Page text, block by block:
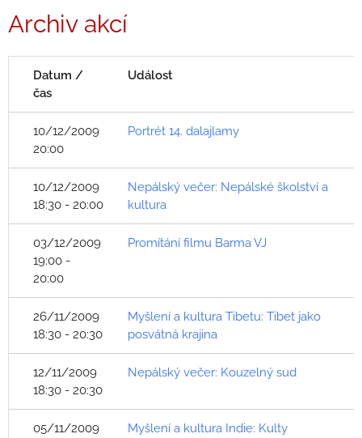
Archiv akcí
Datum /
čas
Událost
10/12/2009
20:00
Portrét 14. dalajlamy
10/12/2009
18:30 - 20:00
Nepálský večer: Nepálské školství a
kultura
03/12/2009
19:00 -
20:00
Promítání filmu Barma VJ
26/11/2009
18:30 - 20:30
Myšlení a kultura Tibetu: Tibet jako
posvátná krajina
12/11/2009
18:30 - 20:30
Nepálský večer: Kouzelný sud
05/11/2009
Myšlení a kultura Indie: Kulty